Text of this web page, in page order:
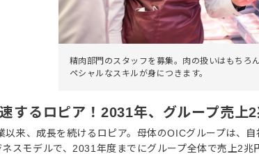
精肉部門のスタッフを募集。肉の扱いはもちろ
ペシャルなスキルが身につきます。
するロピア！2031年、グループ売
以来、成長を続けるロピア。母体のOICグループは、
スモデルで、2031年度までにグループ全体で売上2兆